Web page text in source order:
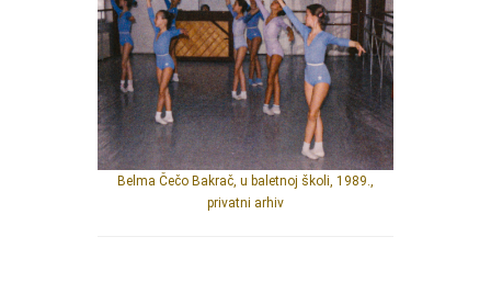
Belma Čečo Bakrač, u baletnoj školi, 1989.,
privatni arhiv